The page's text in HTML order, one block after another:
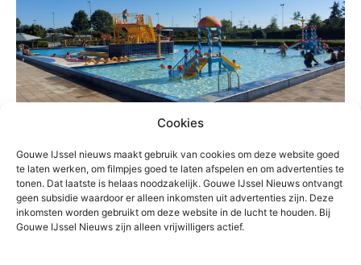
Cookies
Gouwe IJssel nieuws maakt gebruik van cookies om deze website goed
te laten werken, om filmpjes goed te laten afspelen en om advertenties te
tonen. Dat laatste is helaas noodzakelijk. Gouwe IJssel Nieuws ontvangt
geen subsidie waardoor er alleen inkomsten uit advertenties zijn. Deze
inkomsten worden gebruikt om deze website in de lucht te houden. Bij
Gouwe IJssel Nieuws zijn alleen vrijwilligers actief.
TREFWOORDEN corona Nieuwerkerk polderbad warmte